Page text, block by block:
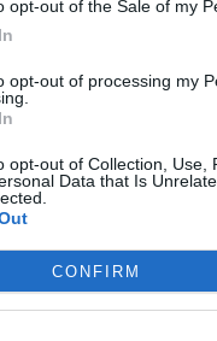
opt-out of the Sale of my
opt-out of processing my
opt-out of Collection, Use,
Data that Is
CONFIRM
prie pat Garliavos,
jos kelyje
šernas: nieko
nelaukęs lėkė šalin